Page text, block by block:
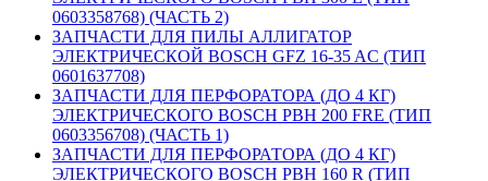
0603358768) (ЧАСТЬ 2)
ЗАПЧАСТИ ДЛЯ ПИЛЫ АЛЛИГАТОР
ЭЛЕКТРИЧЕСКОЙ BOSCH GFZ 16-35 AC (ТИП
0601637708)
ЗАПЧАСТИ ДЛЯ ПЕРФОРАТОРА (ДО 4 КГ)
ЭЛЕКТРИЧЕСКОГО BOSCH PBH 200 FRE (ТИП
0603356708) (ЧАСТЬ 1)
ЗАПЧАСТИ ДЛЯ ПЕРФОРАТОРА (ДО 4 КГ)
ЭЛЕКТРИЧЕСКОГО BOSCH PBH 160 R (ТИП